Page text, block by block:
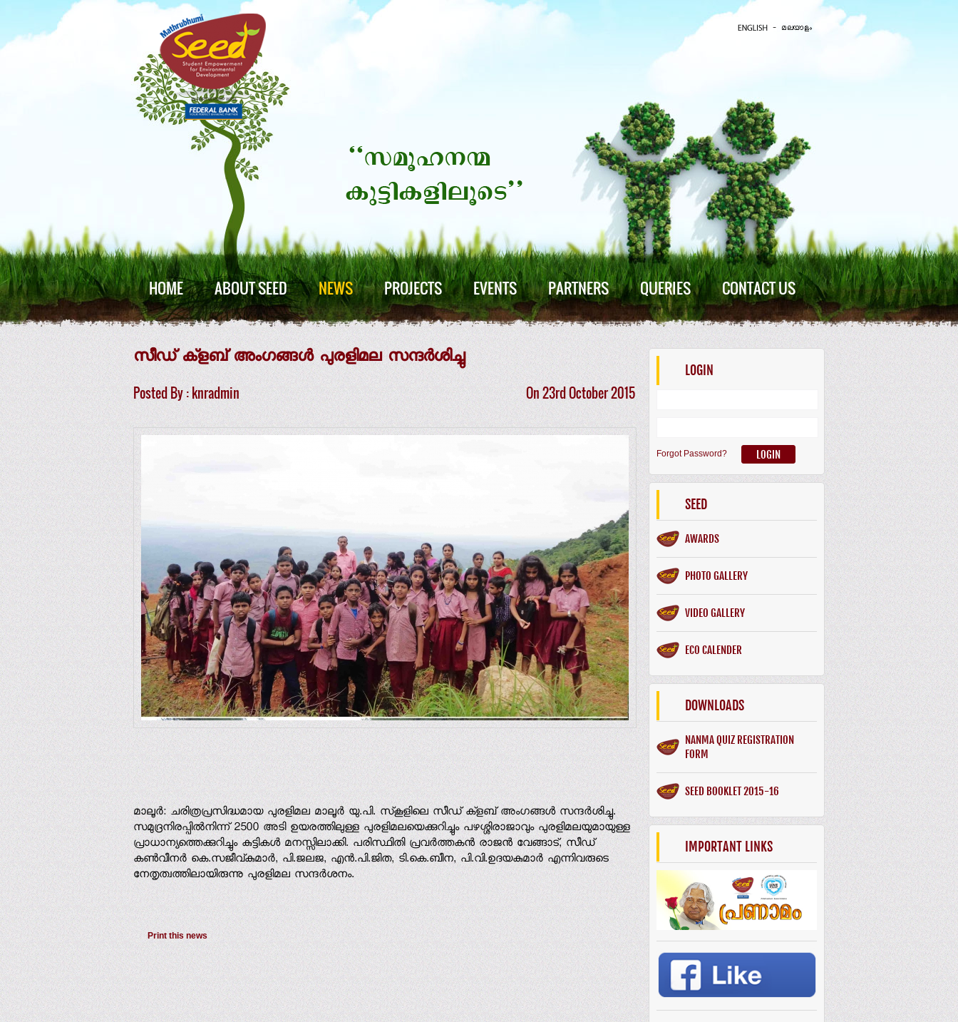
HOME ABOUT SEED NEWS PROJECTS EVENTS PARTNERS QUERIES CONTACT US
സീഡ് ക്‌ളബ് അംഗങ്ങള്‍ പുരളിമല സന്ദര്‍ശിച്ചു
Posted By : knradmin On 23rd October 2015
മാലൂര്‍: ചരിത്രപ്രസിദ്ധമായ പുരളിമല മാലൂര്‍ യു.പി. സ്‌കൂളിലെ സീഡ് ക്‌ളബ് അംഗങ്ങള്‍ സന്ദര്‍ശിച്ചു.
സമുദ്രനിരപ്പില്‍നിന്ന് 2500 അടി ഉയരത്തിലുള്ള പുരളിമലയെക്കുറിച്ചും പഴശ്ശിരാജാവും പുരളിമലയുമായുള്ള
പ്രാധാന്യത്തെക്കുറിച്ചും കുട്ടികള്‍ മനസ്സിലാക്കി. പരിസ്ഥിതി പ്രവര്‍ത്തകന്‍ രാജന്‍ വേങ്ങാട്, സീഡ്
കണ്‍വീനര്‍ കെ.സജീവ്കുമാര്‍, പി.ജലജ, എന്‍.പി.ജിത, ടി.കെ.ബീന, പി.വി.ഉദയകുമാര്‍ എന്നിവരുടെ
നേതൃത്വത്തിലായിരുന്നു പുരളിമല സന്ദര്‍ശനം.
Print this news
LOGIN
Forgot Password?
SEED
AWARDS
PHOTO GALLERY
VIDEO GALLERY
ECO CALENDER
DOWNLOADS
NANMA QUIZ REGISTRATION
FORM
SEED BOOKLET 2015-16
IMPORTANT LINKS